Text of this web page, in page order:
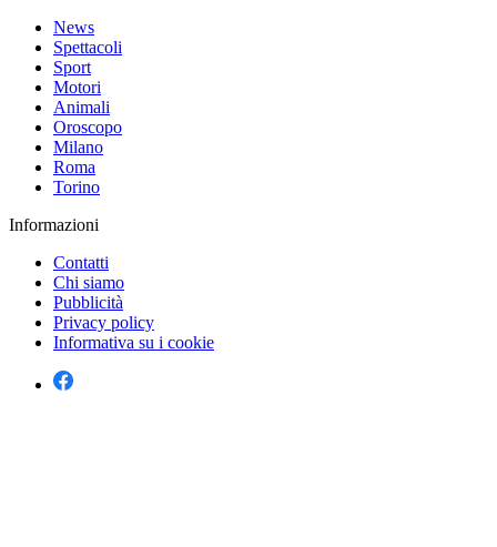
News
Spettacoli
Sport
Motori
Animali
Oroscopo
Milano
Roma
Torino
Informazioni
Contatti
Chi siamo
Pubblicità
Privacy policy
Informativa su i cookie